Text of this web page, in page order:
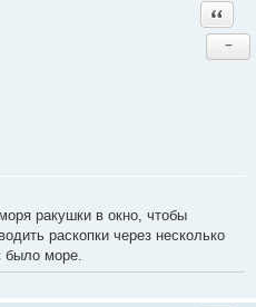
−
ракушки в окно, чтобы
раскопки через несколько
было море.